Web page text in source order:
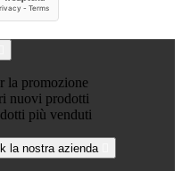
la promozione
nuovi prodotti
più venduti
la nostra azienda